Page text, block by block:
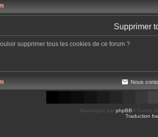
Supprimer
supprimer tous les cookies de ce forum ?
Nous
Développé par phpBB ® Forum
Traduction